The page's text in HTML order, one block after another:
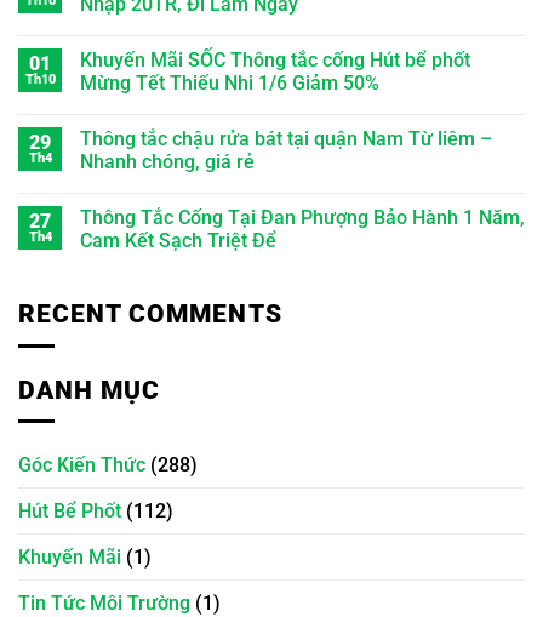
01
Th10
Khuyến Mãi SỐC Thông tắc cống Hút bể phốt
Mừng Tết Thiếu Nhi 1/6 Giảm 50%
29
Th4
Thông tắc chậu rửa bát tại quận Nam Từ liêm –
Nhanh chóng, giá rẻ
27
Th4
Thông Tắc Cống Tại Đan Phượng Bảo Hành 1 Năm,
Cam Kết Sạch Triệt Để
RECENT COMMENTS
DANH MỤC
Góc Kiến Thức (288)
Hút Bể Phốt (112)
Khuyến Mãi (1)
Tin Tức Môi Trường (1)